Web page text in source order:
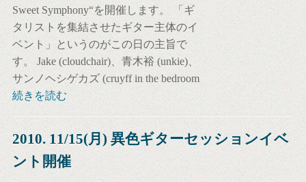
Sweet Symphony“を開催します。 「ギ
タリストを集結させたギター主体のイ
ベント」というのがこの日の主旨で
す。 Jake (cloudchair)、青木裕 (unkie)、
サンノヘシゲカズ (cruyff in the bedroom
続きを読む
2010. 11/15(月) 異色ギターセッションイベ
ント開催